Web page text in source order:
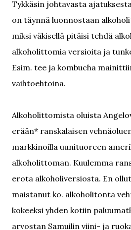
Tykkäsin johtavasta
on täynnä luonnostaan
miksi väkisellä pitäisi tehdä
alkoholittomia versioita ja
Esim. tee ja kombucha
vaihtoehtoina.
Alkoholittomista oluista
erään* ranskalaisen
markkinoilla uunituoreen
alkoholittoman. Kuulemma
erota alkoholiversiosta. En
maistanut ko. alkoholitonta
kokeeksi yhden kotiin
arvostan Samuilin viini- ja